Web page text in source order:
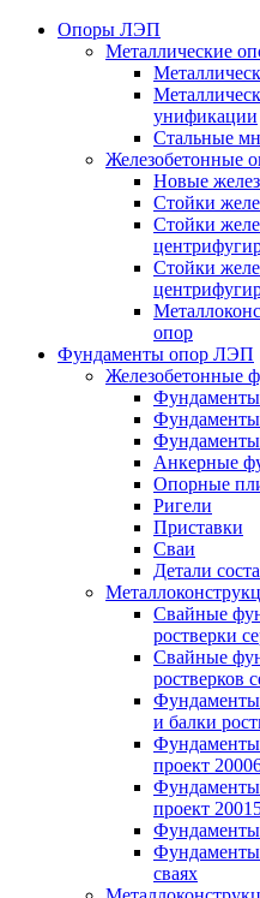
Опоры ЛЭП
Металлические
унификации
Стальные
Железобетонные
Новые
Стойки
Стойки
Стойки
опор
Фундаменты опор ЛЭП
Железобетонные
Фундаменты
Анкерные
Опорные
Ригели
Приставки
Сваи
Детали
Свайные
ростверки
Свайные
ростверков
и балки
проект
проект
Фундаменты
сваях